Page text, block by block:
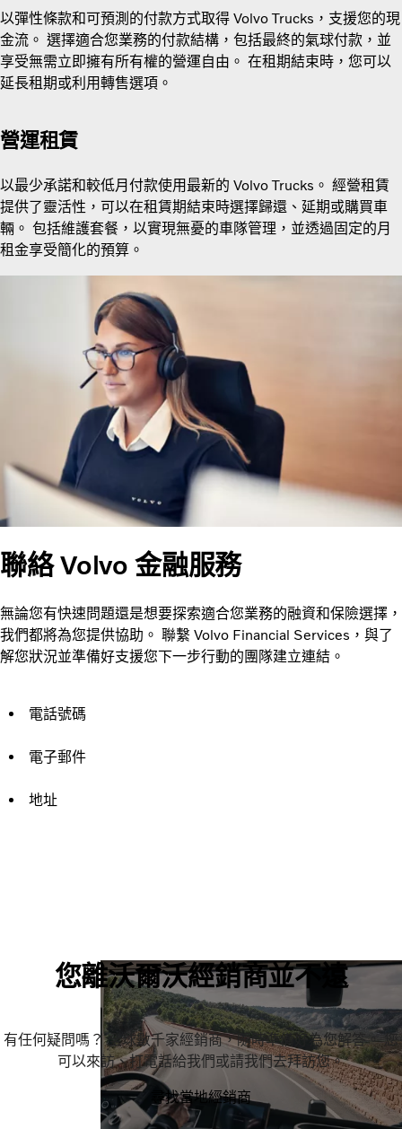
以彈性條款和可預測的付款方式取得 Volvo Trucks，支援您的現
金流。 選擇適合您業務的付款結構，包括最終的氣球付款，並
享受無需立即擁有所有權的營運自由。 在租期結束時，您可以
延長租期或利用轉售選項。
營運租賃
以最少承諾和較低月付款使用最新的 Volvo Trucks。 經營租賃
提供了靈活性，可以在租賃期結束時選擇歸還、延期或購買車
輛。 包括維護套餐，以實現無憂的車隊管理，並透過固定的月
租金享受簡化的預算。
聯絡 Volvo 金融服務
無論您有快速問題還是想要探索適合您業務的融資和保險選擇，
我們都將為您提供協助。 聯繫 Volvo Financial Services，與了
解您狀況並準備好支援您下一步行動的團隊建立連結。
電話號碼
電子郵件
地址
您離沃爾沃經銷商並不遠
有任何疑問嗎？ 全球數千家經銷商，隨時準備好為您解答。 您
可以來訪、打電話給我們或請我們去拜訪您。
尋找當地經銷商